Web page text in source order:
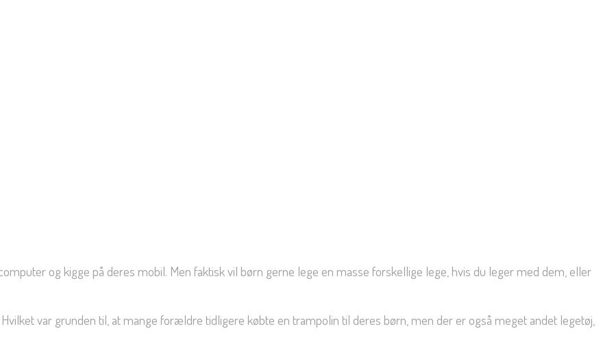
og kigge på deres mobil. Men faktisk vil børn gerne lege en masse forskellige lege, hvis du leger med dem, eller
var grunden til, at mange forældre tidligere købte en trampolin til deres børn, men der er også meget andet legetøj,